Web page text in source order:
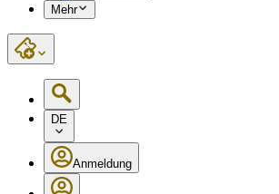
Mehr
DE
Anmeldung